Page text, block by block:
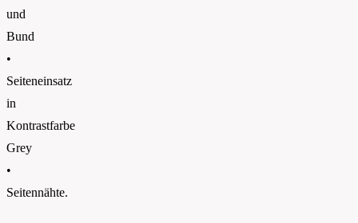
und
Bund
•
Seiteneinsatz
in
Kontrastfarbe
Grey
•
Seitennähte.